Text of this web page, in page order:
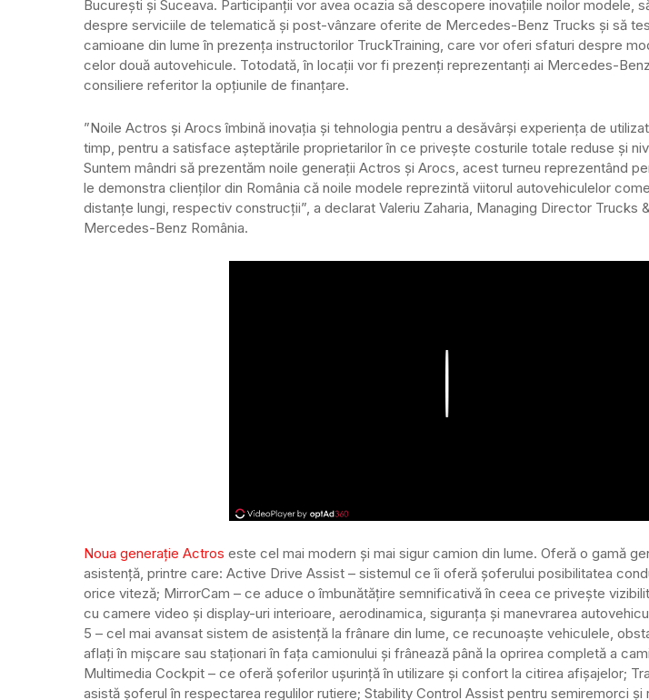
București și Suceava. Participanții vor avea ocazia să descopere inovațiile noilor modele,
despre serviciile de telematică și post-vânzare oferite de Mercedes-Benz Trucks și să
camioane din lume în prezența instructorilor TruckTraining, care vor oferi sfaturi despre
celor două autovehicule. Totodată, în locații vor fi prezenți reprezentanți ai Mercedes-
consiliere referitor la opțiunile de finanțare.
”Noile Actros și Arocs îmbină inovația și tehnologia pentru a desăvârși experiența de
timp, pentru a satisface așteptările proprietarilor în ce privește costurile totale reduse și
Suntem mândri să prezentăm noile generații Actros și Arocs, acest turneu reprezentând
le demonstra clienților din România că noile modele reprezintă viitorul autovehiculelor
distanțe lungi, respectiv construcții”, a declarat Valeriu Zaharia, Managing Director Trucks
Mercedes-Benz România.
Noua generaţie Actros este cel mai modern și mai sigur camion din lume. Oferă o gamă
asistență, printre care: Active Drive Assist – sistemul ce îi oferă șoferului posibilitatea
orice viteză; MirrorCam – ce aduce o îmbunătățire semnificativă în ceea ce privește
cu camere video și display-uri interioare, aerodinamica, siguranța și manevrarea
5 – cel mai avansat sistem de asistență la frânare din lume, ce recunoaște vehiculele,
aflați în mișcare sau staționari în fața camionului și frânează până la oprirea completă a
Multimedia Cockpit – ce oferă șoferilor ușurință în utilizare și confort la citirea afișajelor;
asistă șoferul în respectarea regulilor rutiere; Stability Control Assist pentru semiremorci și